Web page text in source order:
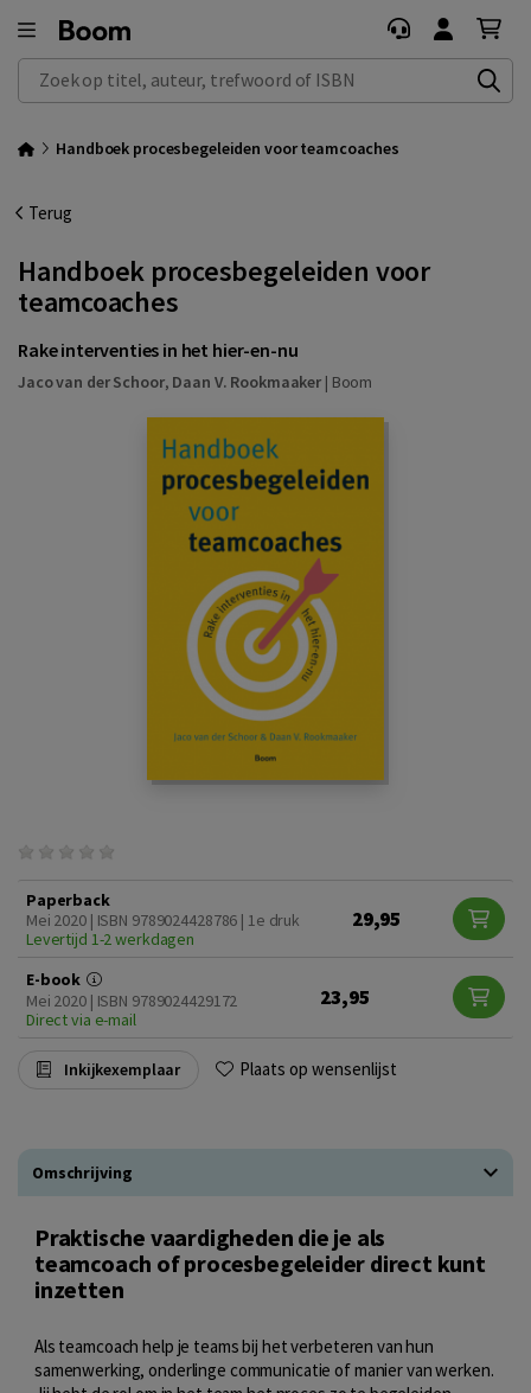
Zoek op titel, auteur, trefwoord of ISBN
Handboek procesbegeleiden voor teamcoaches
Terug
Handboek procesbegeleiden voor
teamcoaches
Rake interventies in het hier-en-nu
Jaco van der Schoor, Daan V. Rookmaaker | Boom
Paperback
Mei 2020 | ISBN 9789024428786 | 1e druk
Levertijd 1-2 werkdagen
29,95
E-book
Mei 2020 | ISBN 9789024429172
Direct via e-mail
23,95
Inkijkexemplaar Plaats op wensenlijst
Omschrijving
Praktische vaardigheden die je als
teamcoach of procesbegeleider direct kunt
inzetten
Als teamcoach help je teams bij het verbeteren van hun
samenwerking, onderlinge communicatie of manier van werken.